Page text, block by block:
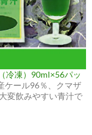
冷凍）90ml×56パッ
ケール96％、クマザ
変飲みやすい青汁で